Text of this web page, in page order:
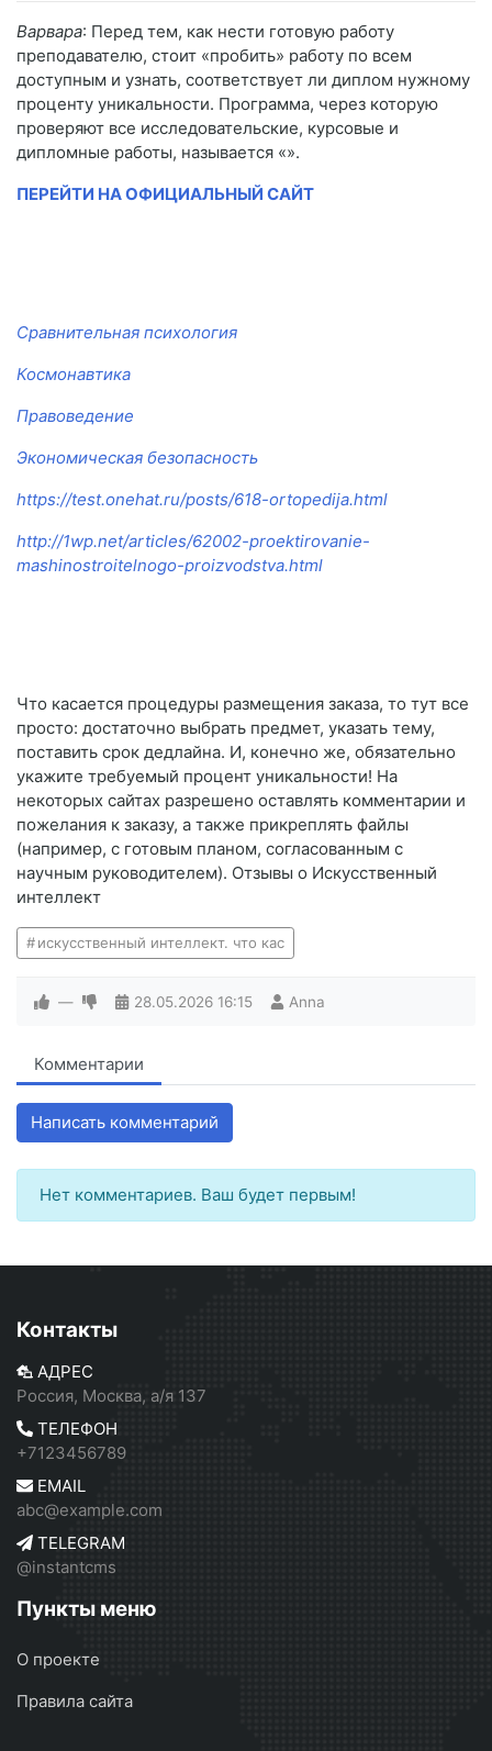
Варвара: Перед тем, как нести готовую работу
преподавателю, стоит «пробить» работу по всем
доступным и узнать, соответствует ли диплом нужному
проценту уникальности. Программа, через которую
проверяют все исследовательские, курсовые и
дипломные работы, называется «».
ПЕРЕЙТИ НА ОФИЦИАЛЬНЫЙ САЙТ
Сравнительная психология
Космонавтика
Правоведение
Экономическая безопасность
https://test.onehat.ru/posts/618-ortopedija.html
http://1wp.net/articles/62002-proektirovanie-
mashinostroitelnogo-proizvodstva.html
Что касается процедуры размещения заказа, то тут все
просто: достаточно выбрать предмет, указать тему,
поставить срок дедлайна. И, конечно же, обязательно
укажите требуемый процент уникальности! На
некоторых сайтах разрешено оставлять комментарии и
пожелания к заказу, а также прикреплять файлы
(например, с готовым планом, согласованным с
научным руководителем). Отзывы о Искусственный
интеллект
искусственный интеллект. что кас
— 28.05.2026 16:15 Anna
Комментарии
Написать комментарий
Нет комментариев. Ваш будет первым!
Контакты
АДРЕС
Россия, Москва, а/я 137
ТЕЛЕФОН
+7123456789
EMAIL
abc@example.com
TELEGRAM
@instantcms
Пункты меню
О проекте
Правила сайта